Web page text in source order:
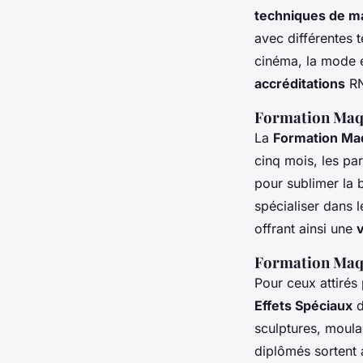
techniques de
avec différentes
cinéma, la mode
accréditations
Formation
La Formation
cinq mois, les
pour sublimer la
spécialiser dans
offrant ainsi une
Formation
Pour ceux
Effets Spéciaux
sculptures,
diplômés sortent